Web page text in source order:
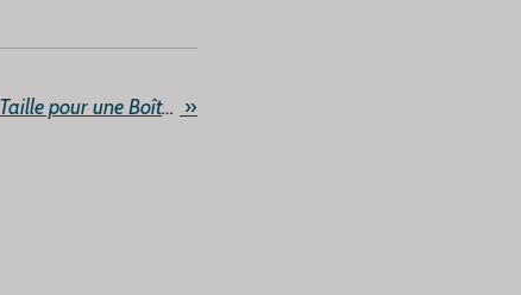
Comment Choisir la Bonne Taille pour une Boîte Pliante : Guide Pratique »